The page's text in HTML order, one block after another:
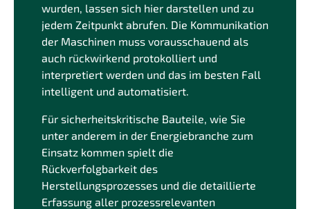
wurden, lassen sich hier darstellen und zu
jedem Zeitpunkt abrufen. Die Kommunikation
der Maschinen muss vorausschauend als
auch rückwirkend protokolliert und
interpretiert werden und das im besten Fall
intelligent und automatisiert.
Für sicherheitskritische Bauteile, wie Sie
unter anderem in der Energiebranche zum
Einsatz kommen spielt die
Rückverfolgbarkeit des
Herstellungsprozesses und die detaillierte
Erfassung aller prozessrelevanten